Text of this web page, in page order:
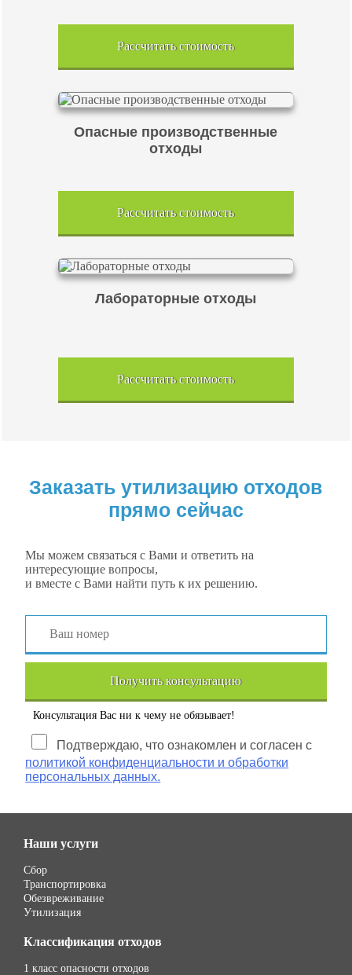
Рассчитать стоимость
Опасные производственные
отходы
Рассчитать стоимость
Лабораторные отходы
Рассчитать стоимость
Заказать утилизацию отходов
прямо сейчас
Мы можем связаться с Вами и ответить на
интересующие вопросы,
и вместе с Вами найти путь к их решению.
Получить консультацию
Консультация Вас ни к чему не обязывает!
Подтверждаю, что ознакомлен и согласен с
политикой конфиденциальности и обработки
персональных данных.
Наши услуги
Сбор
Транспортировка
Обезвреживание
Утилизация
Классификация отходов
1 класс опасности отходов